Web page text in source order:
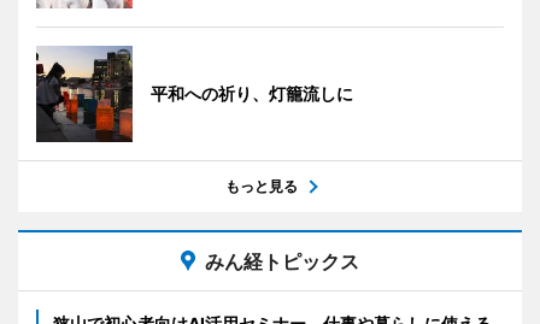
平和への祈り、灯籠流しに
もっと見る
みん経トピックス